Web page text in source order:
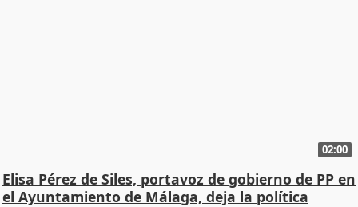
02:00
Elisa Pérez de Siles, portavoz de gobierno de PP en
el Ayuntamiento de Málaga, deja la política